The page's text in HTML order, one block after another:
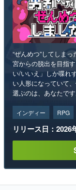
“ぜんめつ”してしま
宮からの脱出を目指
い/いいえ」しか喋れ
い人形になっていて
選ぶのは、あなたです
インディー RPG
リリース日：2026